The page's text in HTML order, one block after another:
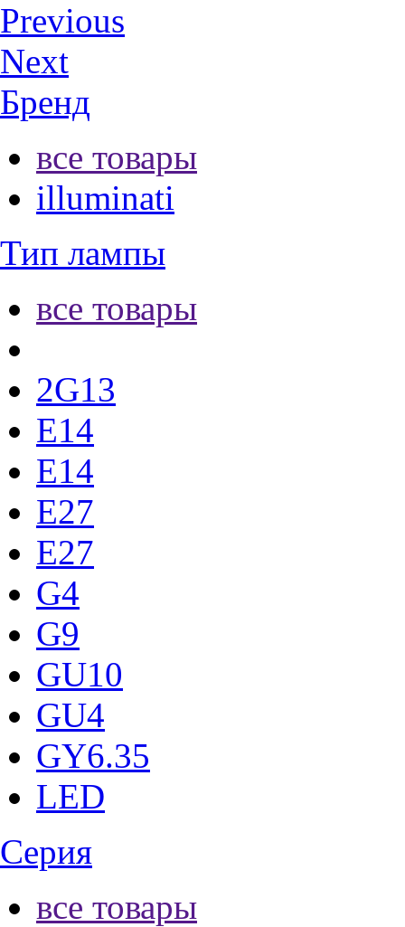
Previous
Next
Бренд
все товары
illuminati
Тип лампы
все товары
2G13
E14
E14
E27
E27
G4
G9
GU10
GU4
GY6.35
LED
Серия
все товары